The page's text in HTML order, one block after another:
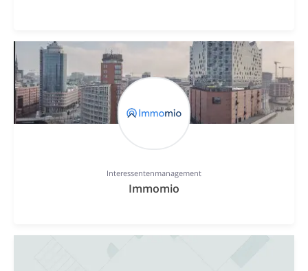
Interessentenmanagement
Immomio